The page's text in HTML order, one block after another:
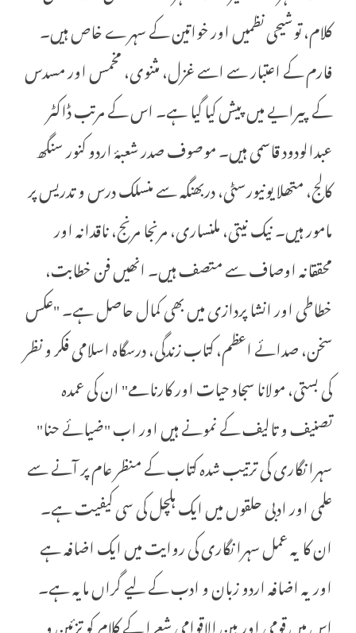
کلام، توشیحی نظمیں اور خواتین کے سہرے خاص ہیں۔
فارم کے اعتبار سے اسے غزل، مثنوی، مخمس اور مسدس
کے پیرایے میں پیش کیا گیا ہے۔ اس کے مرتب ڈاکٹر
عبدالودود قاسمی ہیں۔ موصوف صدر شعبۂ اردو کنور سنگھ
کالج، متھلا یونیورسٹی، دربھنگہ سے منسلک درس و تدریس پر
مامور ہیں۔ نیک نیتی، ملنساری، مرنجا مرنج، ناقدانہ اور
محققانہ اوصاف سے متصف ہیں۔ انھیں فن خطابت،
خطاطی اور انشا پردازی میں بھی کمال حاصل ہے۔ "عکس
سخن، صدائے اعظم، کتاب زندگی، درسگاہ اسلامی فکر و نظر
کی بستی، مولانا سجاد حیات اور کارنامے" ان کی عمدہ
تصنیف و تالیف کے نمونے ہیں اور اب "ضیائے حنا"
سہرا نگاری کی ترتیب شدہ کتاب کے منظر عام پر آنے سے
علمی اور ادبی حلقوں میں ایک ہلچل کی سی کیفیت ہے۔
ان کا یہ عمل سہرا نگاری کی روایت میں ایک اضافہ ہے
اور یہ اضافہ اردو زبان و ادب کے لیے گراں مایہ ہے۔
اس میں قومی اور بین الاقوامی شعرا کے کلام کو تزئین و